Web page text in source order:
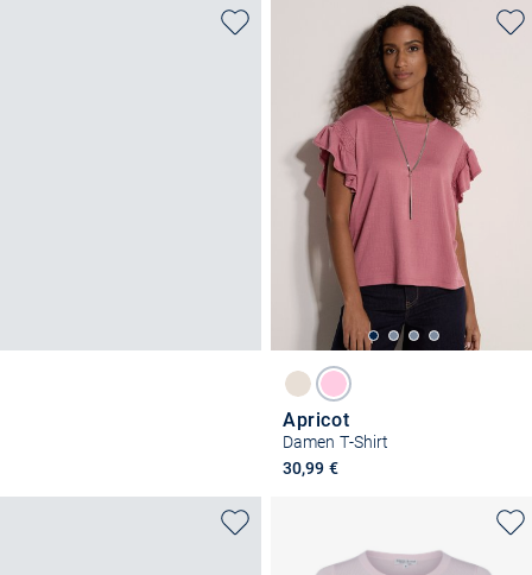
Apricot
Damen T-Shirt
30,99 €